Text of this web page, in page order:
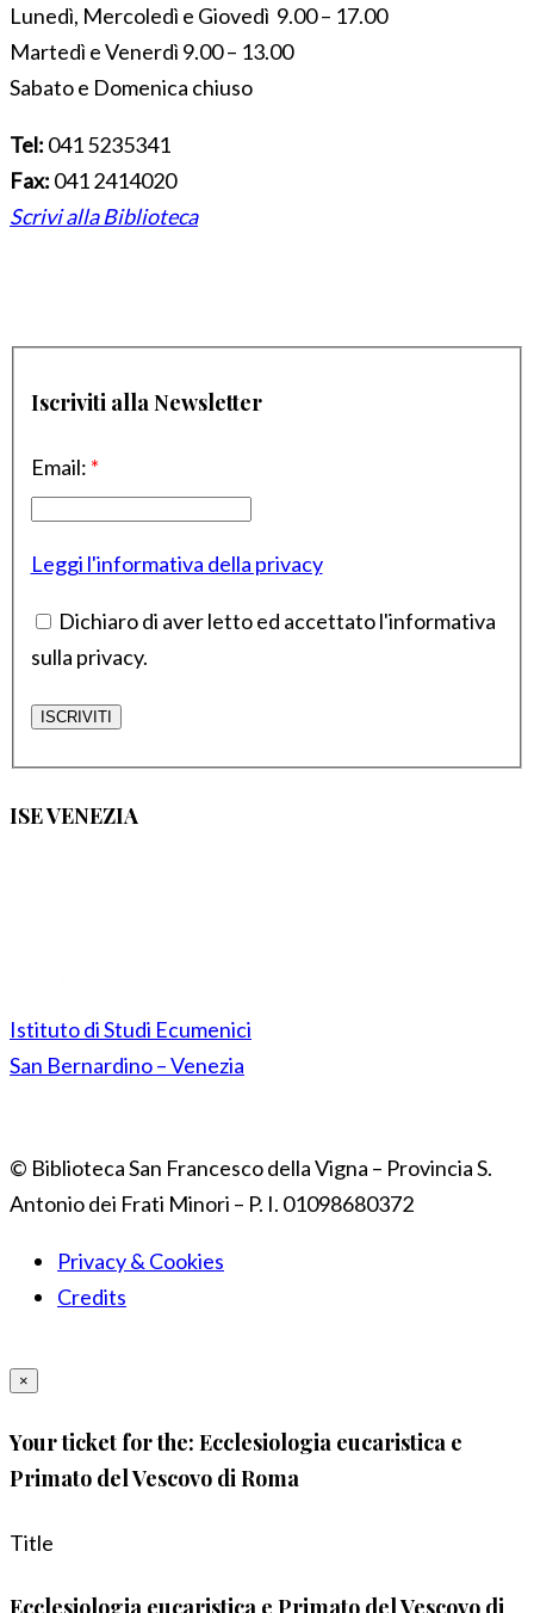
Lunedì, Mercoledì e Giovedì 9.00 – 17.00
Martedì e Venerdì 9.00 – 13.00
Sabato e Domenica chiuso
Tel: 041 5235341
Fax: 041 2414020
Scrivi alla Biblioteca
Iscriviti alla Newsletter
Email: *
Leggi l'informativa della privacy
Dichiaro di aver letto ed accettato l'informativa
sulla privacy.
ISE VENEZIA
Istituto di Studi Ecumenici
San Bernardino – Venezia
© Biblioteca San Francesco della Vigna – Provincia S.
Antonio dei Frati Minori – P. I. 01098680372
Privacy & Cookies
Credits
×
Your ticket for the: Ecclesiologia eucaristica e
Primato del Vescovo di Roma
Title
Ecclesiologia eucaristica e Primato del Vescovo di